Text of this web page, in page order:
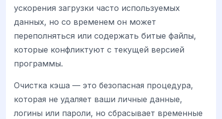
ускорения загрузки часто используемых
данных, но со временем он может
переполняться или содержать битые файлы,
которые конфликтуют с текущей версией
программы.
Очистка кэша — это безопасная процедура,
которая не удаляет ваши личные данные,
логины или пароли, но сбрасывает временные